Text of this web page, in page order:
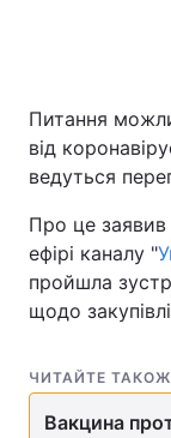
Питання
від
ведуться
Про це
ефірі каналу "
пройшла
щодо
ЧИТАЙТЕ ТАКОЖ
Вакцина